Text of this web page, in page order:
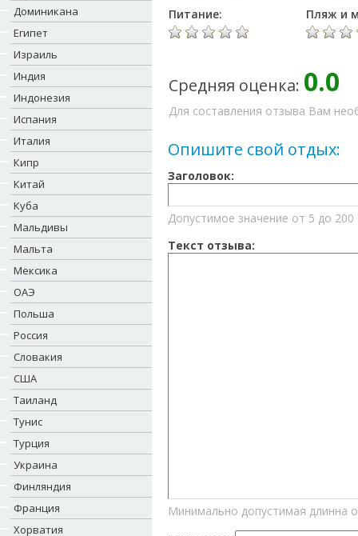
Доминикана
Египет
Израиль
Индия
Индонезия
Испания
Италия
Кипр
Китай
Куба
Мальдивы
Мальта
Мексика
ОАЭ
Польша
Россия
Словакия
США
Таиланд
Тунис
Турция
Украина
Финляндия
Франция
Хорватия
Питание: Пляж и
Средняя оценка: 0.0
Для составления отзыва Вам
Опишите свой отдых:
Заголовок:
Допустимое значение от 5 до
Текст отзыва:
Минимально допустимая длинна